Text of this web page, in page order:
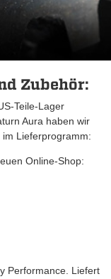
Zubehör:
Teile-Lager
Aura haben wir
Lieferprogramm:
Online-Shop:
Performance. Liefert